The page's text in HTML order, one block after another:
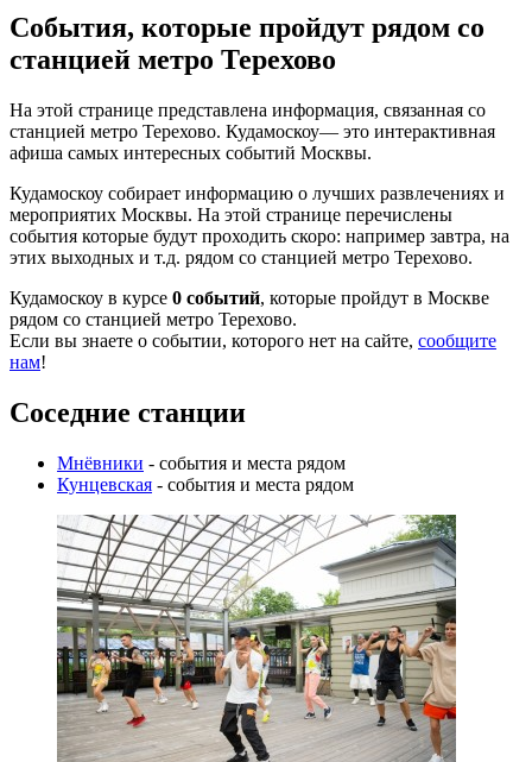
События, которые пройдут рядом со
станцией метро Терехово
На этой странице представлена информация, связанная со
станцией метро Терехово. Кудамоскоу— это интерактивная
афиша самых интересных событий Москвы.
Кудамоскоу собирает информацию о лучших развлечениях и
мероприятих Москвы. На этой странице перечислены
события которые будут проходить скоро: например завтра, на
этих выходных и т.д. рядом со станцией метро Терехово.
Кудамоскоу в курсе 0 событий, которые пройдут в Москве
рядом со станцией метро Терехово.
Если вы знаете о событии, которого нет на сайте, сообщите
нам!
Соседние станции
Мнёвники - события и места рядом
Кунцевская - события и места рядом